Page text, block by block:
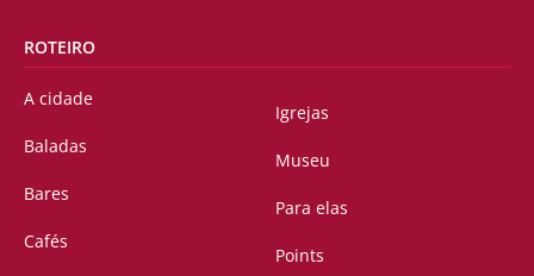
ROTEIRO
A cidade
Baladas
Bares
Cafés
Igrejas
Museu
Para elas
Points